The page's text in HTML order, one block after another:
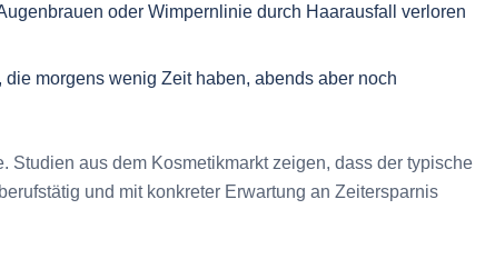
oder Wimpernlinie durch Haarausfall verloren
, die morgens wenig Zeit haben, abends aber noch
Studien aus dem Kosmetikmarkt zeigen, dass der typische
und mit konkreter Erwartung an Zeitersparnis